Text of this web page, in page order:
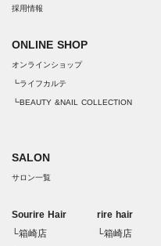
採用情報
ONLINE SHOP
オンラインショップ
┗ライフカルテ
┗BEAUTY &NAIL COLLECTION
SALON
サロン一覧
Sourire Hair
└箱崎店
rire hair
└箱崎店